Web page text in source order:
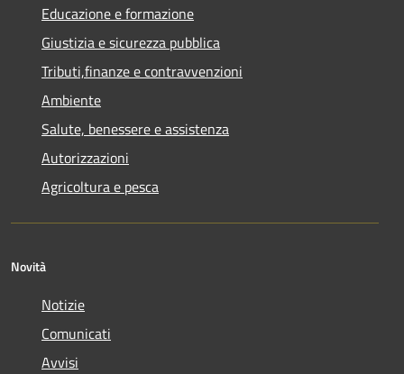
Educazione e formazione
Giustizia e sicurezza pubblica
Tributi,finanze e contravvenzioni
Ambiente
Salute, benessere e assistenza
Autorizzazioni
Agricoltura e pesca
Novità
Notizie
Comunicati
Avvisi